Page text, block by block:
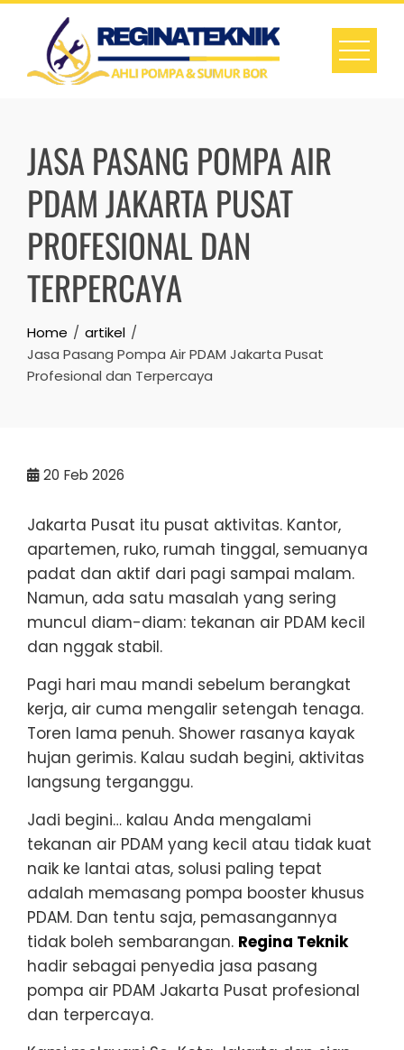
Skip
content
JASA PASANG POMPA AIR
PDAM JAKARTA PUSAT
PROFESIONAL DAN
TERPERCAYA
Home
artikel
Jasa Pasang Pompa Air PDAM Jakarta Pusat
Profesional dan Terpercaya
20 Feb 2026
Jakarta Pusat itu pusat aktivitas. Kantor,
apartemen, ruko, rumah tinggal, semuanya
padat dan aktif dari pagi sampai malam.
Namun, ada satu masalah yang sering
muncul diam-diam: tekanan air PDAM kecil
dan nggak stabil.
Pagi hari mau mandi sebelum berangkat
kerja, air cuma mengalir setengah tenaga.
Toren lama penuh. Shower rasanya kayak
hujan gerimis. Kalau sudah begini, aktivitas
langsung terganggu.
Jadi begini… kalau Anda mengalami
tekanan air PDAM yang kecil atau tidak kuat
naik ke lantai atas, solusi paling tepat
adalah memasang pompa booster khusus
PDAM. Dan tentu saja, pemasangannya
tidak boleh sembarangan. Regina Teknik
hadir sebagai penyedia jasa pasang
pompa air PDAM Jakarta Pusat profesional
dan terpercaya.